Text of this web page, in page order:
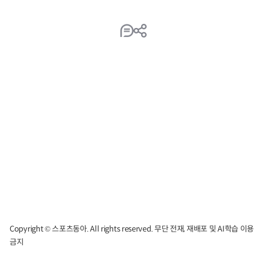
Copyright © 스포츠동아. All rights reserved. 무단 전재, 재배포 및 AI학습 이용
금지